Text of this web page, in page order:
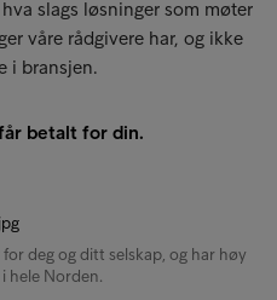
slags løsninger som møter
våre rådgivere har, og ikke
i bransjen.
betalt for din.
deg og ditt selskap, og har høy
hele Norden.